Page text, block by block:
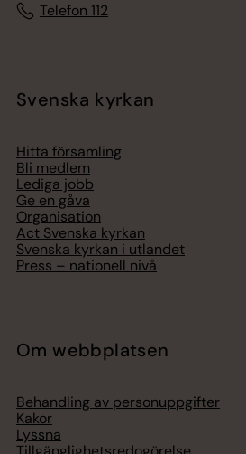
Telefon 112
Svenska kyrkan
Hitta församling
Bli medlem
Lediga jobb
Ge en gåva
Organisation
Act Svenska kyrkan
Svenska kyrkan i utlandet
Press – nationell nivå
Om webbplatsen
Behandling av personuppgifter
Kakor
Lyssna